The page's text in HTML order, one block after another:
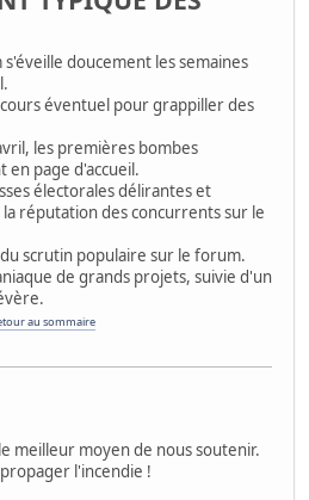
doucement les semaines
éventuel pour grappiller des
les premières bombes
en page d'accueil.
électorales délirantes et
réputation des concurrents sur le
scrutin populaire sur le forum.
de grands projets, suivie d'un
au sommaire
meilleur moyen de nous soutenir.
l'incendie !